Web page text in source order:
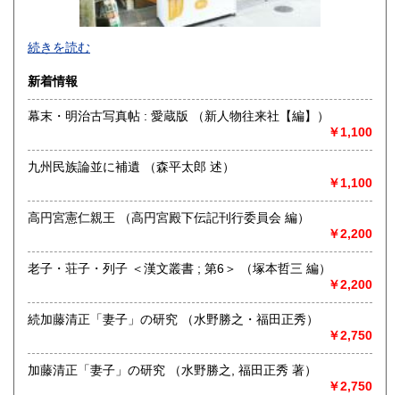
明治10年創業。九州の郷土誌、特に熊本の郷土誌を中心に揃
えております。その他古典籍、和本、古文書、自筆物から歴
沿線名：JR および 熊本市電
最寄駅：熊本駅より熊本市電に乗り換えて「通町筋」電停下
営業時間：10:00〜19:00
定休日：毎週火曜日
書籍の買取について
熊本県内出張いたします。特に古文書・貴重書・古典籍・和
合わせください。
学術書・趣味サブカル系および一般書籍につきましても買取
しております。出張または持ち込みのご相談はお電話やFAX
メールにておうけいたします。
(これらの種類の書籍は原則熊本県内の方に限らせていただき
ます)
続きを読む
新着情報
幕末・明治古写真帖 : 愛蔵版 （新人物往来社【編】）
￥1,100
九州民族論並に補遺 （森平太郎 述）
￥1,100
高円宮憲仁親王 （高円宮殿下伝記刊行委員会 編）
￥2,200
老子・荘子・列子 ＜漢文叢書 ; 第6＞ （塚本哲三 編）
￥2,200
続加藤清正「妻子」の研究 （水野勝之・福田正秀）
￥2,750
加藤清正「妻子」の研究 （水野勝之, 福田正秀 著）
￥2,750